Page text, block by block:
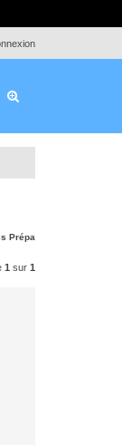
Rechercher
Prépa
1 sur 1